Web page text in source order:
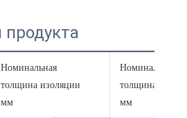
Номинальная
толщина изоляции
мм
Номинальная
толщина
мм